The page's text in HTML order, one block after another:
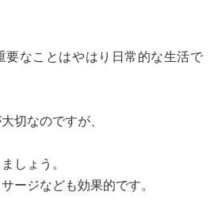
要なことはやはり日常的な生活で
切なのですが、
しょう。
ージなども効果的です。